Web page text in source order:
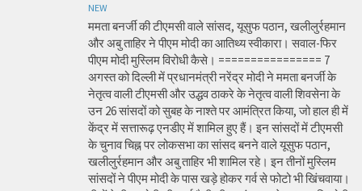
NEW
ममता बनर्जी की टीएमसी वाले सांसद, यूसुफ पठान, खलीलुर्रहमान
और अबु ताहिर ने पीएम मोदी का आतिथ्य स्वीकारा। सवाल-फिर
पीएम मोदी मुस्लिम विरोधी कैसे। ================ 7
अगस्त को दिल्ली में प्रधानमंत्री नरेंद्र मोदी ने ममता बनर्जी के
नेतृत्व वाली टीएमसी और उद्धव ठाकरे के नेतृत्व वाली शिवसेना के
उन 26 सांसदों को सुबह के नाश्ते पर आमंत्रित किया, जो हाल ही में
केंद्र में सत्तारूढ़ एनडीए में शामिल हुए हैं। इन सांसदों में टीएमसी
के चुनाव चिह्न पर लोकसभा का सांसद बनने वाले यूसुफ पठान,
खलीलुर्रहमान और अबु ताहिर भी शामिल रहे। इन तीनों मुस्लिम
सांसदों ने पीएम मोदी के पास खड़े होकर गर्व से फोटो भी खिंचवाया।